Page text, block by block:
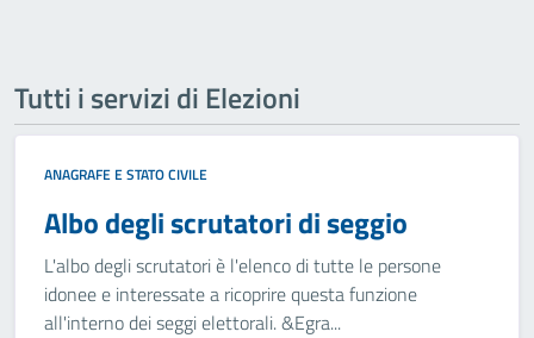
Tutti i servizi di Elezioni
ANAGRAFE E STATO CIVILE
Albo degli scrutatori di seggio
L'albo degli scrutatori è l'elenco di tutte le persone
idonee e interessate a ricoprire questa funzione
all'interno dei seggi elettorali. &Egra...